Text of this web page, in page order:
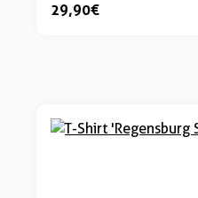
29,90 €